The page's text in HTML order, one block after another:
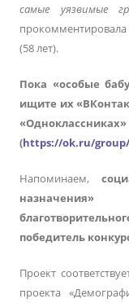
самые уязвимые
(58 лет).
Пока «особые
ищите их
«Одноклассниках»
(https://ok.ru/group/
Напоминаем,
победитель
Проект
проекта